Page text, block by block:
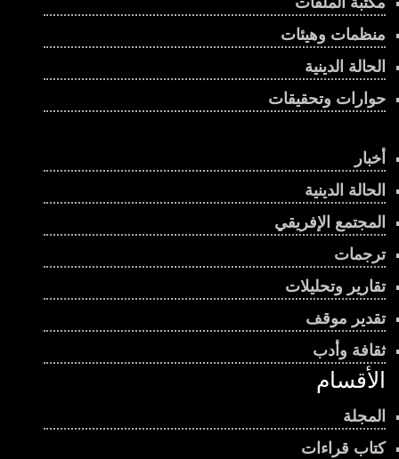
منظمات وهيئات
الحالة الدينية
حوارات وتحقيقات
أخبار
الحالة الدينية
المجتمع الإفريقي
ترجمات
تقارير وتحليلات
تقدير موقف
ثقافة وأدب
الأقسام
المجلة
كتاب قراءات